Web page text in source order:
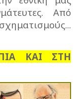
Από
ΚΑΙ ΣΤΗ